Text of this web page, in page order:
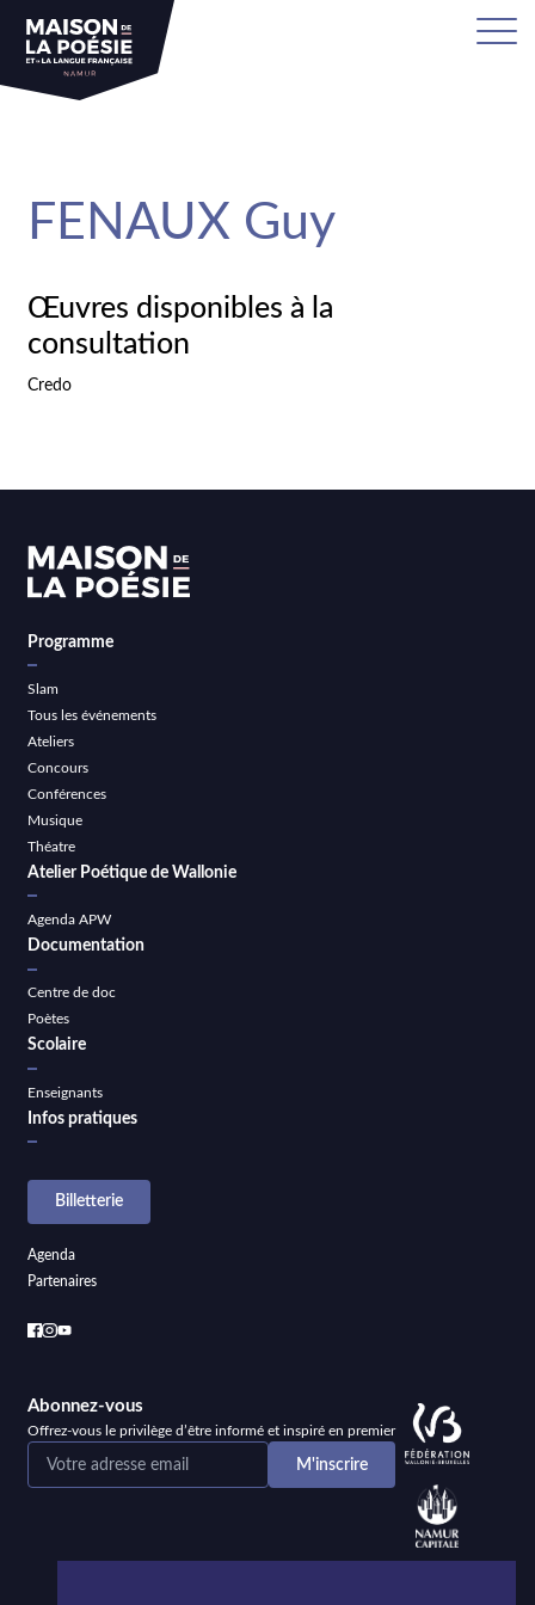
FENAUX Guy
Œuvres disponibles à la
consultation
Credo
Programme
Slam
Tous les événements
Ateliers
Concours
Conférences
Musique
Théatre
Atelier Poétique de Wallonie
Agenda APW
Documentation
Centre de doc
Poètes
Scolaire
Enseignants
Infos pratiques
Billetterie
Agenda
Partenaires
Abonnez-vous
Offrez-vous le privilège d’être informé et inspiré en premier